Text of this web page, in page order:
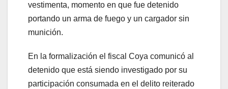
vestimenta, momento en que fue detenido
portando un arma de fuego y un cargador sin
munición.
En la formalización el fiscal Coya comunicó al
detenido que está siendo investigado por su
participación consumada en el delito reiterado